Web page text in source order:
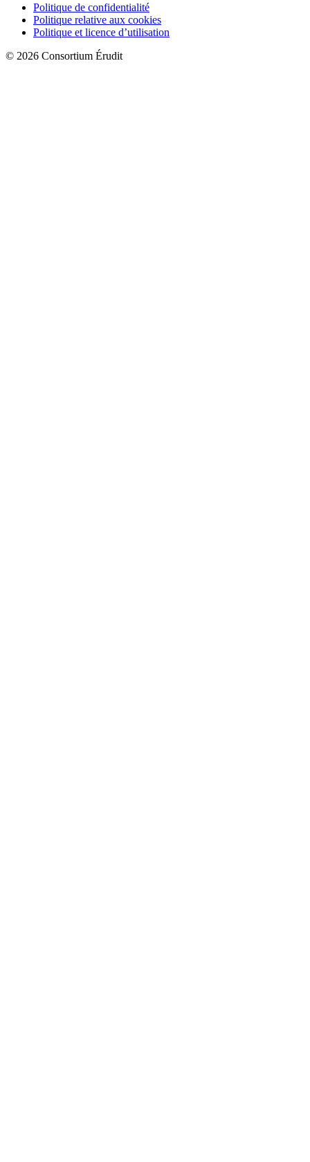
Politique de confidentialité
Politique relative aux cookies
Politique et licence d’utilisation
© 2026 Consortium Érudit